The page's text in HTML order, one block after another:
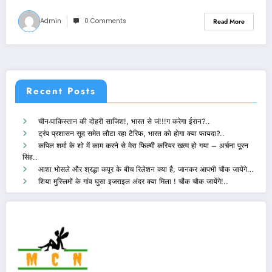
Admin 0 Comments Read More
Recent Posts
चीन-पाकिस्तान की दोहरी साजिश!, भारत से जं!!!ग करेगा ईरान?..
ट्रंप प्रशासन सूद समेत लौटा रहा टैरिफ, भारत को होगा क्या फायदा?..
कपिल शर्मा के शो में काम करने से मेरा फिल्मी करियर ख़त्म हो गया – अर्चना पूरन
सिंह..
आशा भोसले और श्रद्धा कपूर के बीच रिलेशन क्या है, जानकर आपभी चौक जायेंगे…
शिया मुस्लिमों के गांव घुसा इजराइल अंदर क्या मिला ! चौंक चौक जायेंगे!..